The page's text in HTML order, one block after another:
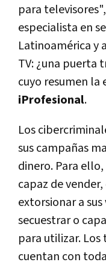
para
especialista en
Latinoamérica y
TV: ¿una puerta
cuyo resumen
iProfesional.
Los
sus campañas
dinero. Para
capaz de
extorsionar a
secuestrar o
para utilizar.
cuentan con